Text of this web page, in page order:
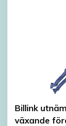
Billink
växande